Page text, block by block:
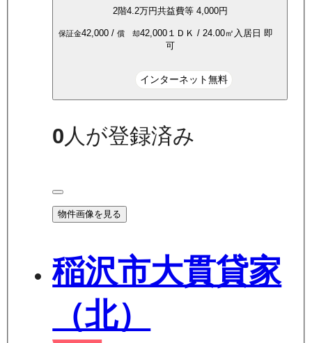
2階4.2万円共益費等 4,000円
保証金42,000/ 償 却42,000１ＤＫ / 24.00㎡ 入居日 即
可
インターネット無料
0人が登録済み
物件画像を見る
稲沢市大貫貸家
（北）